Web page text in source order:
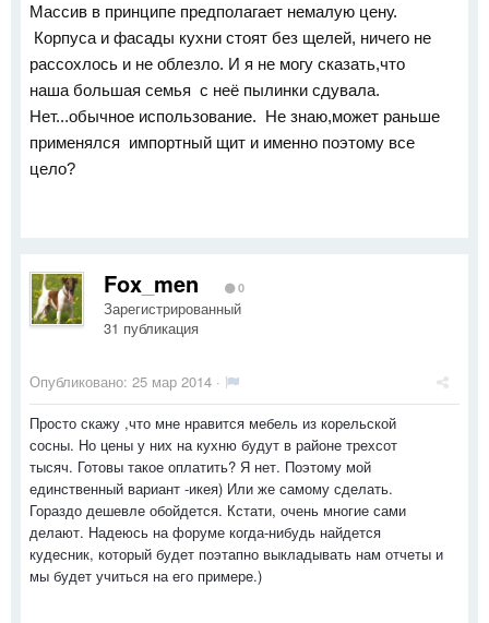
Массив в принципе предполагает немалую цену.
Корпуса и фасады кухни стоят без щелей, ничего не
рассохлось и не облезло. И я не могу сказать,что
наша большая семья с неё пылинки сдувала.
Нет...обычное использование. Не знаю,может раньше
применялся импортный щит и именно поэтому все
цело?
Fox_men 0
Зарегистрированный
31 публикация
Опубликовано: 25 мар 2014 ·
Просто скажу ,что мне нравится мебель из корельской
сосны. Но цены у них на кухню будут в районе трехсот
тысяч. Готовы такое оплатить? Я нет. Поэтому мой
единственный вариант -икея) Или же самому сделать.
Гораздо дешевле обойдется. Кстати, очень многие сами
делают. Надеюсь на форуме когда-нибудь найдется
кудесник, который будет поэтапно выкладывать нам отчеты и
мы будет учиться на его примере.)